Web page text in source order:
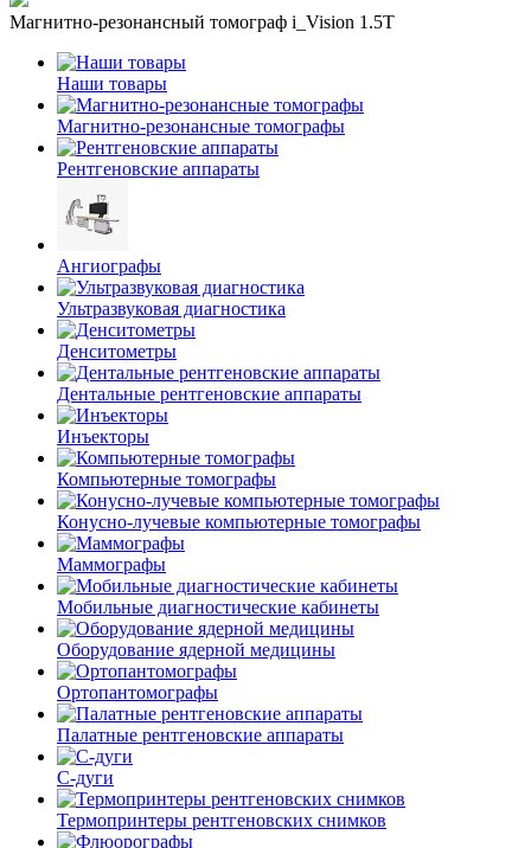
Магнитно-резонансный томограф i_Vision 1.5T
Наши товары
Магнитно-резонансные томографы
Рентгеновские аппараты
Ангиографы
Ультразвуковая диагностика
Денситометры
Дентальные рентгеновские аппараты
Инъекторы
Компьютерные томографы
Конусно-лучевые компьютерные томографы
Маммографы
Мобильные диагностические кабинеты
Оборудование ядерной медицины
Ортопантомографы
Палатные рентгеновские аппараты
С-дуги
Термопринтеры рентгеновских снимков